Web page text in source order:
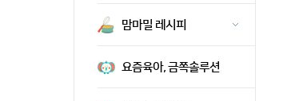
맘마밀 레시피
요즘육아, 금쪽솔루션